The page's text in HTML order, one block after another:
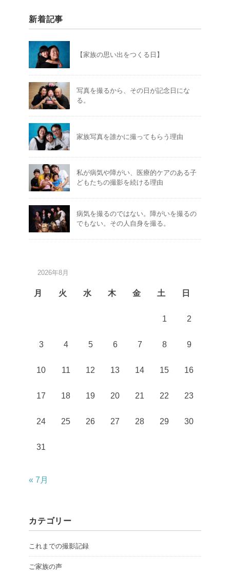
新着記事
【家族の思い出をつくる日】
写真を撮るから、その日が記念日にな
る。
家族写真を誰かに撮ってもらう理由
私が病気や障がい、医療的ケアのある子
どもたちの撮影を続ける理由
病気を撮るのではない。障がいを撮るの
でもない。その人自身を撮る。
2026年8月
月 火 水 木 金 土 日
1 2
3 4 5 6 7 8 9
10 11 12 13 14 15 16
17 18 19 20 21 22 23
24 25 26 27 28 29 30
31
« 7月
カテゴリー
これまでの撮影記録
ご家族の声